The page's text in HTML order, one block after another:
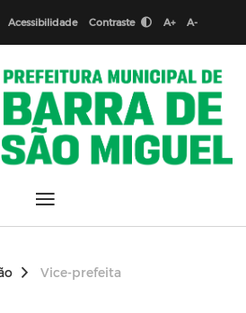
Acessibilidade Contraste A+ A-
Vice-prefeita